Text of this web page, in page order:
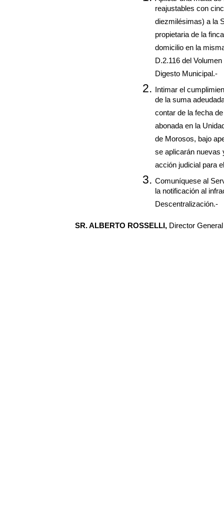
reajustables con
diezmilésimas) a la
propietaria de la
domicilio en la
D.2.116 del
Digesto Municipal.-
Intimar el
de la suma
contar de la fecha
abonada en la
de Morosos, bajo
se aplicarán
acción judicial para
Comuníquese al
la notificación al
Descentralización.-
SR. ALBERTO ROSSELLI, Director